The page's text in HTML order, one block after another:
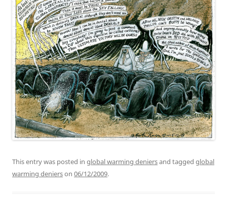
This entry was posted in global warming deniersand tagged global
warming denierson 06/12/2009.